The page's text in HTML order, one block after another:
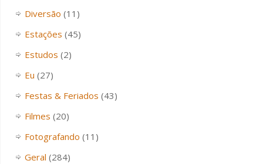
Diversão (11)
Estações (45)
Estudos (2)
Eu (27)
Festas & Feriados (43)
Filmes (20)
Fotografando (11)
Geral (284)